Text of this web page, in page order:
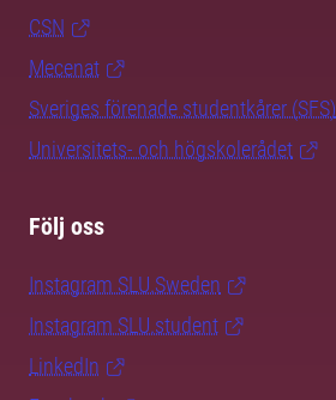
CSN
Mecenat
Sveriges förenade studentkårer (SFS)
Universitets- och högskolerådet
Följ oss
Instagram SLU.Sweden
Instagram SLU.student
LinkedIn